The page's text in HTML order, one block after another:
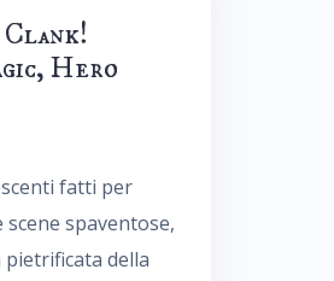
Clank!
Hero
fatti per
spaventose,
della